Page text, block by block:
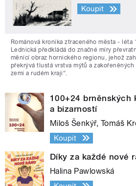
Koupit
Románová kronika ztraceného města - léta
Lednická předkládá do značné míry
měnící obraz hornického regionu, jehož
překrývá tlustá vrstva mýtů a
zemi a rudém kraji“.
100+24 brněnských
a bizarností
Miloš Šenkýř, Tomáš
Koupit
Díky za každé nové
Halina Pawlowská